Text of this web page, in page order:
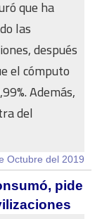
que ha
las
después
el cómputo
Además,
del
Octubre del 2019
pide